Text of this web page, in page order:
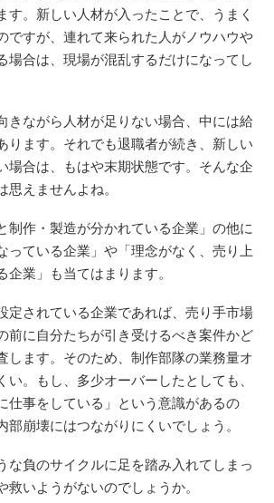
す。新しい人材が入ったことで、うまく
ですが、連れて来られた人がノウハウや
場合は、現場が混乱するだけになってし
きながら人材が足りない場合、中には給
ります。それでも退職者が続き、新しい
場合は、もはや末期状態です。そんな企
思えませんよね。
作・製造が分かれている企業」の他に
っている企業」や「理念がなく、売り上
企業」も当てはまります。
定されている企業であれば、売り手市場
前に自分たちが引き受けるべき案件かど
します。そのため、制作部隊の業務量オ
い。もし、多少オーバーしたとしても、
仕事をしている」という意識があるの
部崩壊にはつながりにくいでしょう。
負のサイクルに足を踏み入れてしまっ
救いようがないのでしょうか。